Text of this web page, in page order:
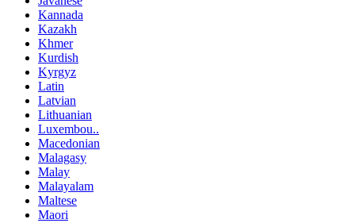
Kannada
Kazakh
Khmer
Kurdish
Kyrgyz
Latin
Latvian
Lithuanian
Luxembou..
Macedonian
Malagasy
Malay
Malayalam
Maltese
Maori